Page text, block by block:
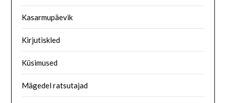
Kasarmupäevik
Kirjutiskled
Küsimused
Mägedel ratsutajad